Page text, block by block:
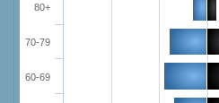
60-69
70-79
80+